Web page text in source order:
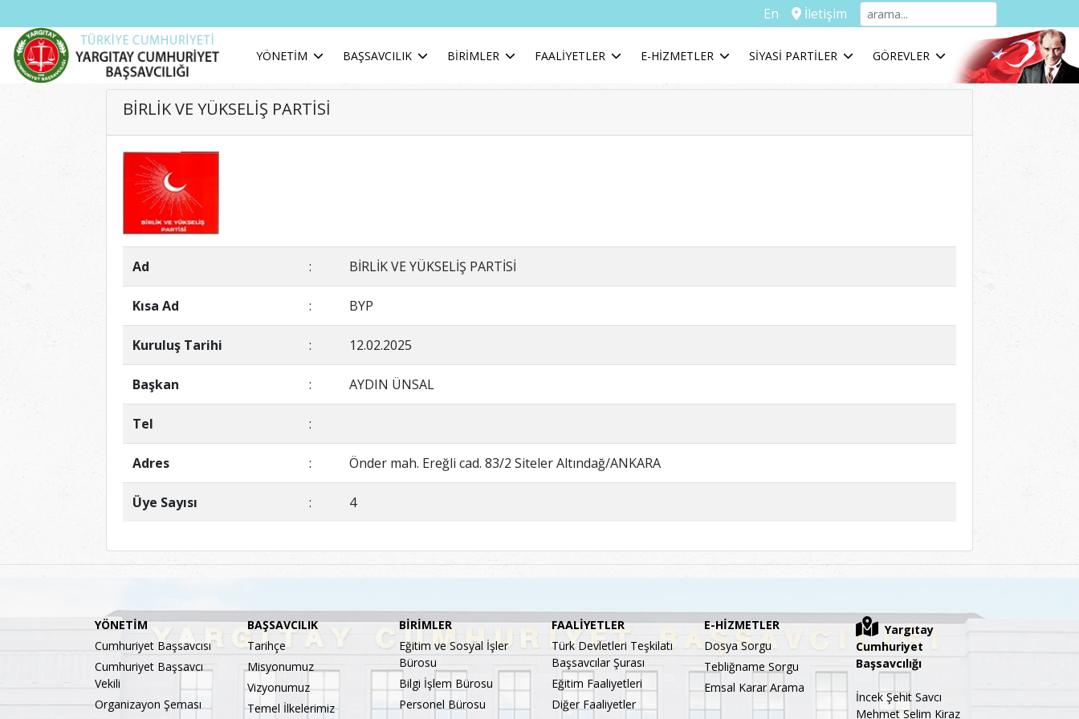
En İletişim
YÖNETİM BAŞSAVCILIK BİRİMLER FAALİYETLER E-HİZMETLER SİYASİ PARTİLER GÖREVLER
BİRLİK VE YÜKSELİŞ PARTİSİ
Ad : BİRLİK VE YÜKSELİŞ PARTİSİ
Kısa Ad : BYP
Kuruluş Tarihi : 12.02.2025
Başkan : AYDIN ÜNSAL
Tel :
Adres : Önder mah. Ereğli cad. 83/2 Siteler Altındağ/ANKARA
Üye Sayısı : 4
YÖNETİM
Cumhuriyet Başsavcısı
Cumhuriyet Başsavcı
Vekili
Organizayon Şeması
BAŞSAVCILIK
Tarihçe
Misyonumuz
Vizyonumuz
Temel İlkelerimiz
BİRİMLER
Eğitim ve Sosyal İşler
Bürosu
Bilgi İşlem Bürosu
Personel Bürosu
FAALİYETLER
Türk Devletleri Teşkilatı
Başsavcılar Şurası
Eğitim Faaliyetleri
Diğer Faaliyetler
E-HİZMETLER
Dosya Sorgu
Tebliğname Sorgu
Emsal Karar Arama
Yargıtay
Cumhuriyet
Başsavcılığı
İncek Şehit Savcı
Mehmet Selim Kiraz